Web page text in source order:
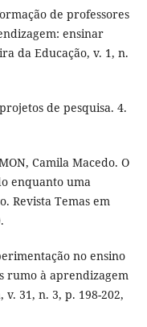
de professores
ensinar
da Educação, v. 1, n.
de pesquisa. 4.
Camila Macedo. O
enquanto uma
Revista Temas em
no ensino
rumo à aprendizagem
31, n. 3, p. 198-202,